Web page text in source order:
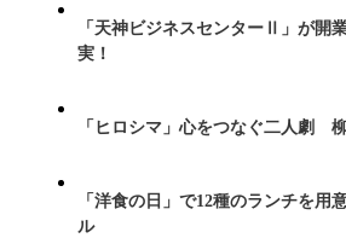
「天神ビジネスセンターⅡ」が開
実！
「ヒロシマ」心をつなぐ二人劇
「洋食の日」で12種のランチを
ル